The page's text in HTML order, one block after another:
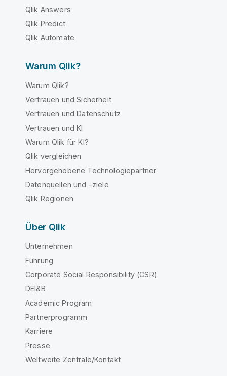
Qlik Answers
Qlik Predict
Qlik Automate
Warum Qlik?
Warum Qlik?
Vertrauen und Sicherheit
Vertrauen und Datenschutz
Vertrauen und KI
Warum Qlik für KI?
Qlik vergleichen
Hervorgehobene Technologiepartner
Datenquellen und -ziele
Qlik Regionen
Über Qlik
Unternehmen
Führung
Corporate Social Responsibility (CSR)
DEI&B
Academic Program
Partnerprogramm
Karriere
Presse
Weltweite Zentrale/Kontakt